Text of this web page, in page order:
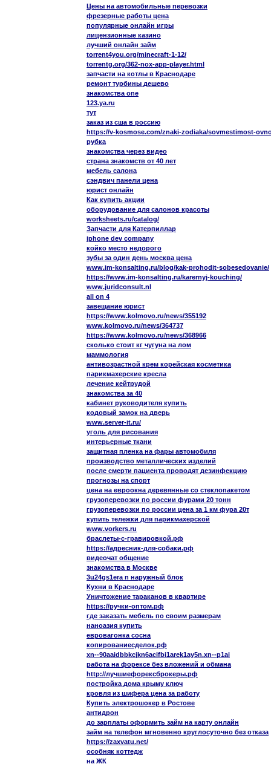
Цены на автомобильные перевозки
фрезерные работы цена
популярные онлайн игры
лицензионные казино
лучший онлайн займ
torrent4you.org/minecraft-1-12/
torrentg.org/362-nox-app-player.html
запчасти на котлы в Краснодаре
ремонт турбины дешево
знакомства one
123.ya.ru
тут
заказ из сша в россию
https://v-kosmose.com/znaki-zodiaka/sovmestimost-
рубка
знакомства через видео
страна знакомств от 40 лет
мебель салона
сэндвич панели цена
юрист онлайн
Как купить акции
оборудование для салонов красоты
worksheets.ru/catalog/
Запчасти для Катерпиллар
iphone dev company
койко место недорого
зубы за один день москва цена
www.im-konsalting.ru/blog/kak-prohodit-sobesedovanie/
https://www.im-konsalting.ru/karernyj-kouching/
www.juridconsult.nl
all on 4
завещание юрист
https://www.kolmovo.ru/news/355192
www.kolmovo.ru/news/364737
https://www.kolmovo.ru/news/368966
сколько стоит кг чугуна на лом
маммология
антивозрастной крем корейская косметика
парикмахерские кресла
лечение кейтрудой
знакомства за 40
кабинет руководителя купить
кодовый замок на дверь
www.server-it.ru/
уголь для рисования
интерьерные ткани
защитная пленка на фары автомобиля
производство металлических изделий
после смерти пациента проводят дезинфекцию
прогнозы на спорт
цена на евроокна деревянные со стеклопакетом
грузоперевозки по россии фурами 20 тонн
грузоперевозки по россии цена за 1 км фура 20т
купить тележки для парикмахерской
www.vorkers.ru
браслеты-с-гравировкой.рф
https://адресник-для-собаки.рф
видеочат общение
знакомства в Москве
3u24gs1era n наружный блок
Кухни в Краснодаре
Уничтожение тараканов в квартире
https://ручки-оптом.рф
где заказать мебель по своим размерам
наноазия купить
евровагонка сосна
копированиесделок.рф
xn--90aaidbbkcjkn6acifbi1arek1ay5n.xn--p1ai
работа на форексе без вложений и обмана
http://лучшиефорексброкеры.рф
постройка дома крыму ключ
кровля из шифера цена за работу
Купить электрошокер в Ростове
антидрон
до зарплаты оформить займ на карту онлайн
займ на телефон мгновенно круглосуточно без отказа
https://zaxvatu.net/
особняк коттедж
на ЖК